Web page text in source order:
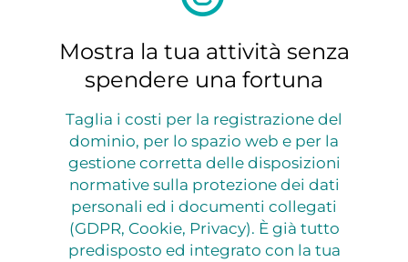
Mostra la tua attività senza
spendere una fortuna
Taglia i costi per la registrazione del
dominio, per lo spazio web e per la
gestione corretta delle disposizioni
normative sulla protezione dei dati
personali ed i documenti collegati
(GDPR, Cookie, Privacy). È già tutto
predisposto ed integrato con la tua